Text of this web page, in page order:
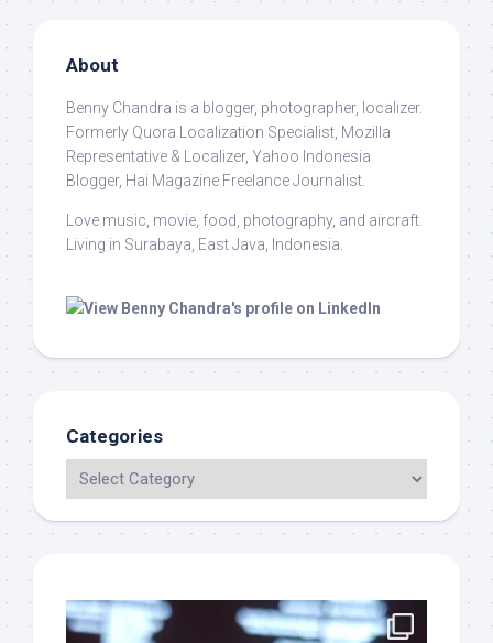
About
Benny Chandra is a blogger, photographer, localizer.
Formerly Quora Localization Specialist, Mozilla
Representative & Localizer, Yahoo Indonesia
Blogger, Hai Magazine Freelance Journalist.
Love music, movie, food, photography, and aircraft.
Living in Surabaya, East Java, Indonesia.
Categories